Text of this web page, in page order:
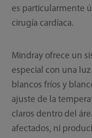
es particularmente
cirugía cardíaca.
Mindray ofrece un
especial con una
blancos fríos y
ajuste de la
claros dentro del
afectados, ni